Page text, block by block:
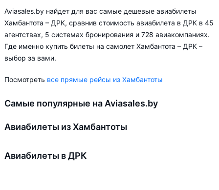
Aviasales.by найдет для вас самые дешевые авиабилеты
Хамбантота – ДРК, сравнив стоимость авиабилета в ДРК в 45
агентствах, 5 системах бронирования и 728 авиакомпаниях.
Где именно купить билеты на самолет Хамбантота – ДРК –
выбор за вами.
Посмотреть все прямые рейсы из Хамбантоты
Самые популярные на Aviasales.by
Авиабилеты из Хамбантоты
Авиабилеты в ДРК